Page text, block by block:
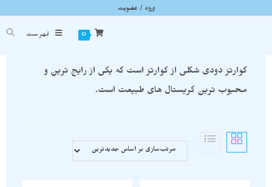
ورود / عضویت
0 فهرست اسموکی کوارتز
کوارتز دودی شکلی از کوارتز است که یکی از رایج ترین و
محبوب ترین کریستال های طبیعت است.